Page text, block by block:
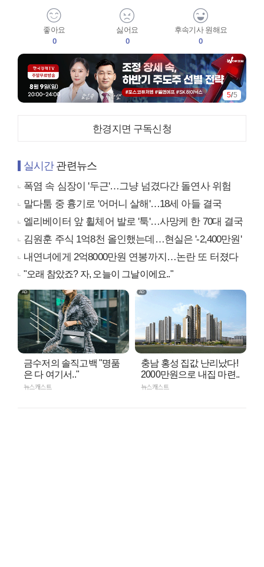
좋아요
0
싫어요
0
후속기사 원해요
0
5/5
한경지면 구독신청
실시간관련뉴스
폭염 속 심장이 '두근'…그냥 넘겼다간 돌연사 위험
말다툼 중 흉기로 '어머니 살해'…18세 아들 결국
엘리베이터 앞 휠체어 발로 '툭'…사망케 한 70대 결국
김원훈 주식 1억8천 올인했는데…현실은 '-2,400만원'
내연녀에게 2억8000만원 연봉까지…논란 또 터졌다
"오래 참았죠? 자, 오늘이 그날이에요.."
금수저의 솔직고백 "명품
은 다 여기서.."
뉴스캐스트
충남 홍성 집값 난리났다!
2000만원으로 내집 마련..
뉴스캐스트